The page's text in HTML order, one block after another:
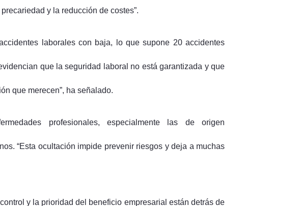
y la reducción de costes”.
laborales con baja, lo que supone 20 accidentes
que la seguridad laboral no está garantizada y que
que merecen”, ha señalado.
profesionales, especialmente las de origen
“Esta ocultación impide prevenir riesgos y deja a muchas
y la prioridad del beneficio empresarial están detrás de